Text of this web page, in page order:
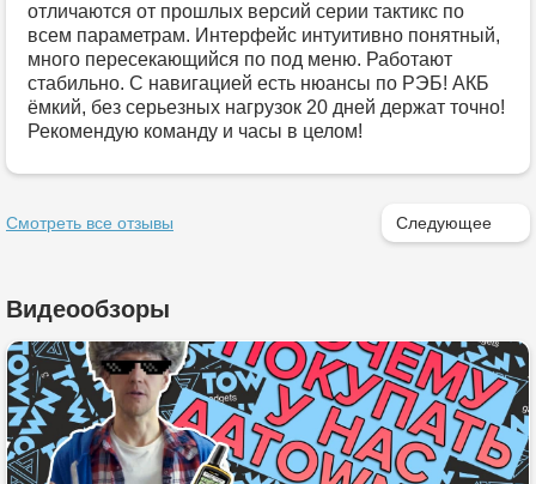
отличаются от прошлых версий серии тактикс по
всем параметрам. Интерфейс интуитивно понятный,
много пересекающийся по под меню. Работают
стабильно. С навигацией есть нюансы по РЭБ! АКБ
ёмкий, без серьезных нагрузок 20 дней держат точно!
Рекомендую команду и часы в целом!
Смотреть все отзывы Следующее
Видеообзоры